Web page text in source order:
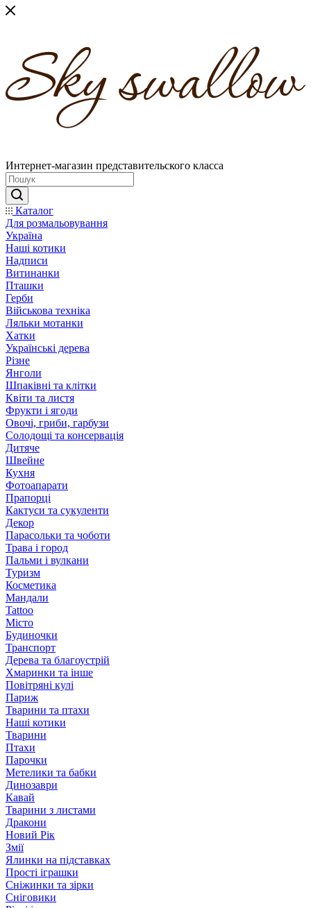
Интернет-магазин представительского класса
Каталог
Для розмальовування
Україна
Наші котики
Надписи
Витинанки
Пташки
Герби
Військова техніка
Ляльки мотанки
Хатки
Українські дерева
Різне
Янголи
Шпаківні та клітки
Квіти та листя
Фрукти і ягоди
Овочі, гриби, гарбузи
Солодощі та консервація
Дитяче
Швейне
Кухня
Фотоапарати
Прапорці
Кактуси та сукуленти
Декор
Парасольки та чоботи
Трава і город
Пальми і вулкани
Туризм
Косметика
Мандали
Tattoo
Місто
Будиночки
Транспорт
Дерева та благоустрій
Хмаринки та інше
Повітряні кулі
Париж
Тварини та птахи
Наші котики
Тварини
Птахи
Парочки
Метелики та бабки
Динозаври
Кавай
Тварини з листами
Дракони
Новий Рік
Змії
Ялинки на підставках
Прості іграшки
Сніжинки та зірки
Сніговики